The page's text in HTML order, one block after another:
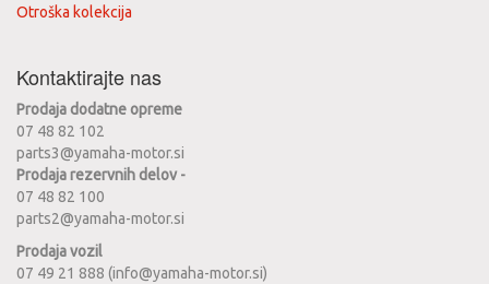
Otroška kolekcija
Kontaktirajte nas
Prodaja dodatne opreme
07 48 82 102
parts3@yamaha-motor.si
Prodaja rezervnih delov -
07 48 82 100
parts2@yamaha-motor.si
Prodaja vozil
07 49 21 888 (info@yamaha-motor.si)